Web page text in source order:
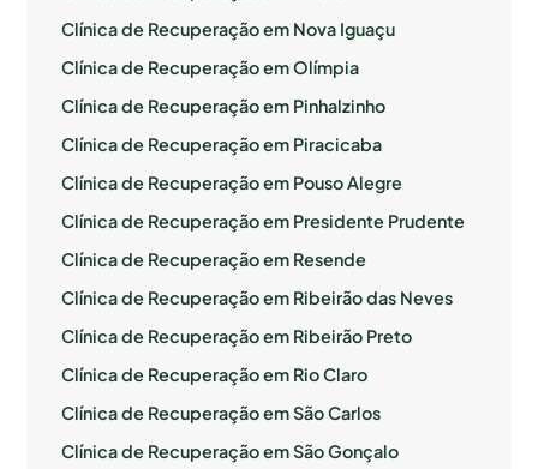
Clínica de Recuperação em Nova Iguaçu
Clínica de Recuperação em Olímpia
Clínica de Recuperação em Pinhalzinho
Clínica de Recuperação em Piracicaba
Clínica de Recuperação em Pouso Alegre
Clínica de Recuperação em Presidente Prudente
Clínica de Recuperação em Resende
Clínica de Recuperação em Ribeirão das Neves
Clínica de Recuperação em Ribeirão Preto
Clínica de Recuperação em Rio Claro
Clínica de Recuperação em São Carlos
Clínica de Recuperação em São Gonçalo